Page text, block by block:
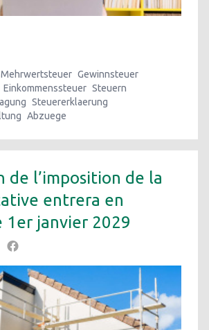
Mehrwertsteuer Gewinnsteuer
Einkommenssteuer Steuern
Steuererklaerung
Abzuege
de l’imposition de la
entrera en
1er janvier 2029